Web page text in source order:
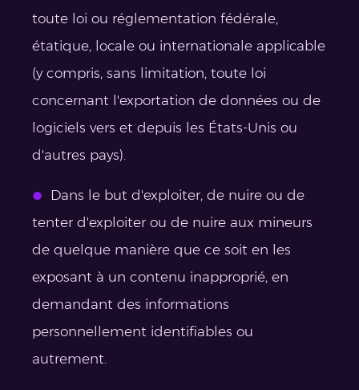
toute loi ou réglementation fédérale,
étatique, locale ou internationale applicable
(y compris, sans limitation, toute loi
concernant l'exportation de données ou de
logiciels vers et depuis les États-Unis ou
d'autres pays).
Dans le but d'exploiter, de nuire ou de
tenter d'exploiter ou de nuire aux mineurs
de quelque manière que ce soit en les
exposant à un contenu inapproprié, en
demandant des informations
personnellement identifiables ou
autrement.